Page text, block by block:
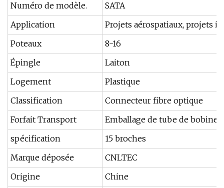
Numéro de modèle.
SATA
Application
Projets aérospatiaux, projets
Poteaux
8-16
Épingle
Laiton
Logement
Plastique
Classification
Connecteur fibre optique
Forfait Transport
Emballage de tube de bobine
spécification
15 broches
Marque déposée
CNLTEC
Origine
Chine